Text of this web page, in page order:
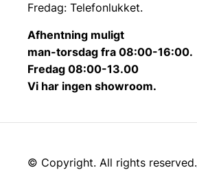
Fredag: Telefonlukket.
Afhentning muligt
man-torsdag fra 08:00-16:00.
Fredag 08:00-13.00
Vi har ingen showroom.
© Copyright. All rights reserved.